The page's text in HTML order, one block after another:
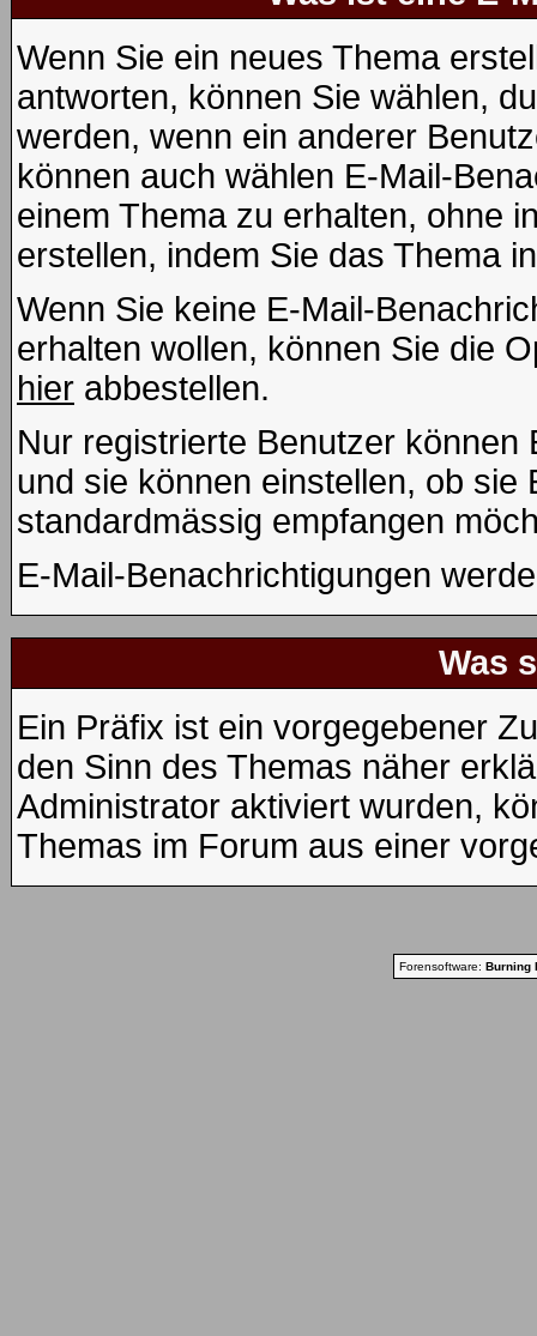
Wenn Sie ein neues Thema
antworten, können Sie wählen,
werden, wenn ein anderer
können auch wählen E-Mail-
einem Thema zu erhalten, ohne
erstellen, indem Sie das Thema
Wenn Sie keine E-Mail-
erhalten wollen, können Sie die
hier abbestellen.
Nur registrierte Benutzer
und sie können einstellen, ob sie
standardmässig empfangen
E-Mail-Benachrichtigungen
Was
Ein Präfix ist ein vorgegebener
den Sinn des Themas näher
Administrator aktiviert wurden,
Themas im Forum aus einer
Forensoftware: Burning